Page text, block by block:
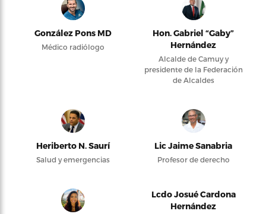
González Pons MD
Médico radiólogo
Hon. Gabriel “Gaby”
Hernández
Alcalde de Camuy y
presidente de la Federación
de Alcaldes
Heriberto N. Saurí
Salud y emergencias
Lic Jaime Sanabria
Profesor de derecho
Lcdo Josué Cardona
Hernández